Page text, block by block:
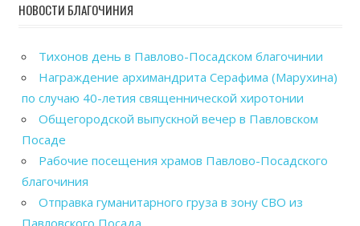
НОВОСТИ БЛАГОЧИНИЯ
Тихонов день в Павлово-Посадском благочинии
Награждение архимандрита Серафима (Марухина)
по случаю 40-летия священнической хиротонии
Общегородской выпускной вечер в Павловском
Посаде
Рабочие посещения храмов Павлово-Посадского
благочиния
Отправка гуманитарного груза в зону СВО из